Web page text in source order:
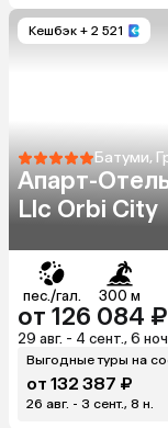
Кешбэк + 2 521
Батуми,
Апарт-
Llc Orbi City
пес./гал. 300 м
от 126 084 ₽
29 авг. - 4 сент., 6
Выгодные туры на
от 132 387 ₽
26 авг. - 3 сент., 8 н.